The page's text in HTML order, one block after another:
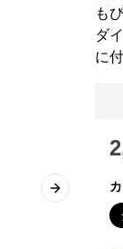
Next slide
も
ダ
に